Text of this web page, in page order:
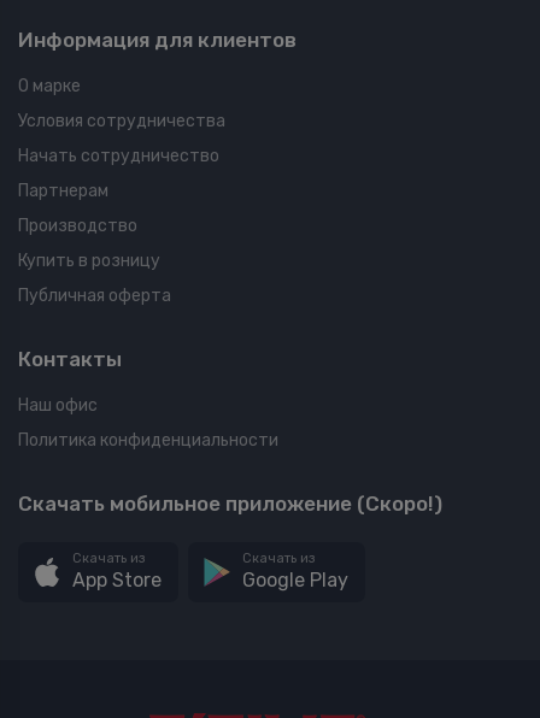
Информация для клиентов
О марке
Условия сотрудничества
Начать сотрудничество
Партнерам
Производство
Купить в розницу
Публичная оферта
Контакты
Наш офис
Политика конфиденциальности
Скачать мобильное приложение (Скоро!)
Скачать из
App Store
Скачать из
Google Play